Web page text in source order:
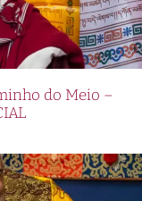
do Meio –